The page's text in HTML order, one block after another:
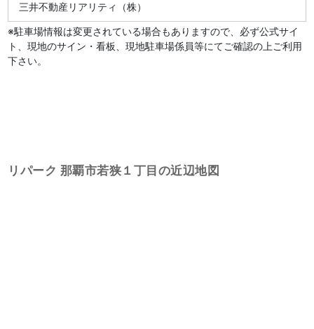
三井不動産リアリティ（株）
※駐車場情報は変更されている場合もありますので、必ず公式サイ
ト、現地のサイン・看板、現地駐車場係員等にてご確認の上ご利用
下さい。
リパーク 那覇市若狭１丁目の近辺地図